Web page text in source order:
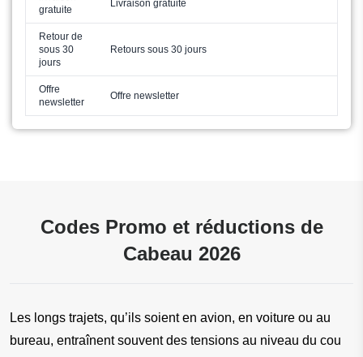
gratuite
Livraison gratuite
Retour de
sous 30
jours
Retours sous 30 jours
Offre
newsletter
Offre newsletter
Codes Promo et réductions de
Cabeau 2026
Les longs trajets, qu’ils soient en avion, en voiture ou au
bureau, entraînent souvent des tensions au niveau du cou